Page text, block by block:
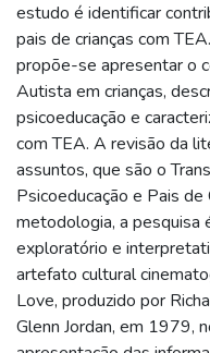
estudo é identificar
pais de crianças com
propõe-se apresentar o
Autista em crianças,
psicoeducação e
com TEA. A revisão da
assuntos, que são o
Psicoeducação e Pais de
metodologia, a pesquisa
exploratório e
artefato cultural
Love, produzido por
Glenn Jordan, em 1979,